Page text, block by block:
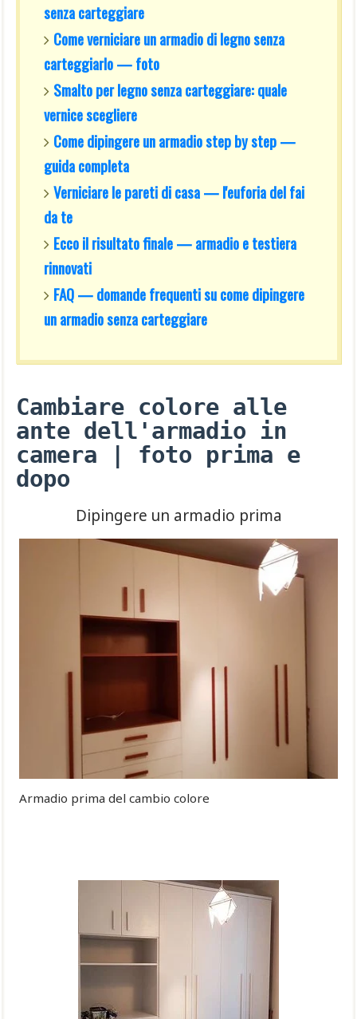
senza carteggiare
Come verniciare un armadio di legno senza
carteggiarlo — foto
Smalto per legno senza carteggiare: quale
vernice scegliere
Come dipingere un armadio step by step —
guida completa
Verniciare le pareti di casa — l'euforia del fai
da te
Ecco il risultato finale — armadio e testiera
rinnovati
FAQ — domande frequenti su come dipingere
un armadio senza carteggiare
Cambiare colore alle
ante dell'armadio in
camera | foto prima e
dopo
Dipingere un armadio prima
Armadio prima del cambio colore